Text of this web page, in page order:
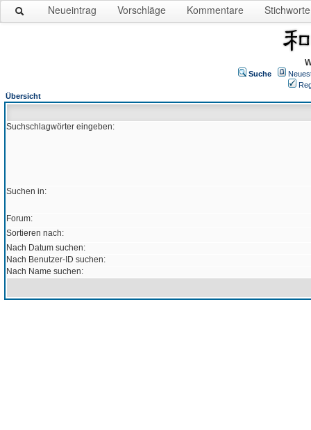
Neueintrag Vorschläge Kommentare Stichworte
Suche
Übersicht
Suchschlagwörter eingeben:
Suchen in:
Forum:
Sortieren nach:
Nach Datum suchen:
Nach Benutzer-ID suchen:
Nach Name suchen: